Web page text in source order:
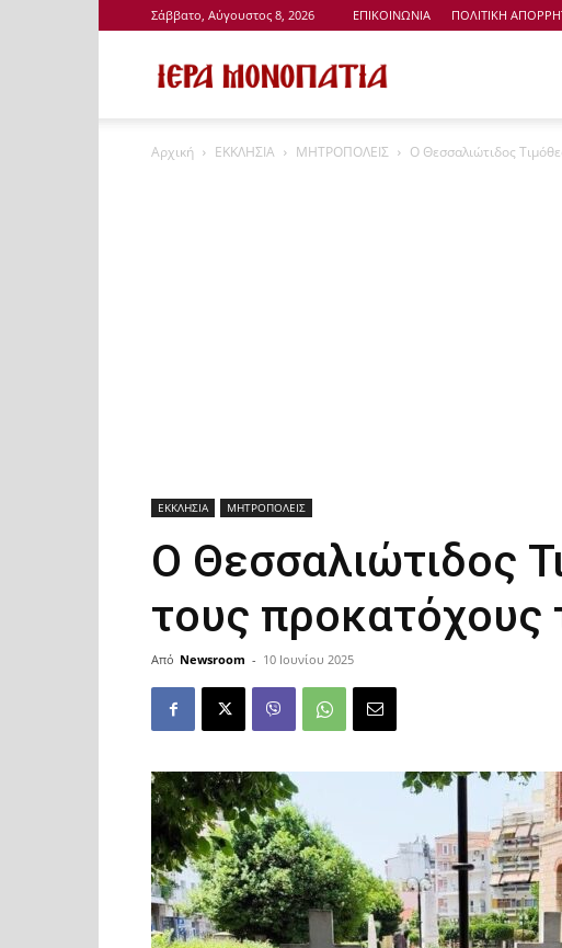
Σάββατο, Αύγουστος 8, 2026 ΕΠΙΚΟΙΝΩΝΙΑ ΠΟΛΙΤΙΚΗ
Μονοπάτια
Αρχική ΕΚΚΛΗΣΙΑ ΜΗΤΡΟΠΟΛΕΙΣ Ο Θεσσαλιώτιδος
ΕΚΚΛΗΣΙΑ ΜΗΤΡΟΠΟΛΕΙΣ
Ο Θεσσαλιώτιδος
τους προκατόχους
Από Newsroom - 10 Ιουνίου 2025